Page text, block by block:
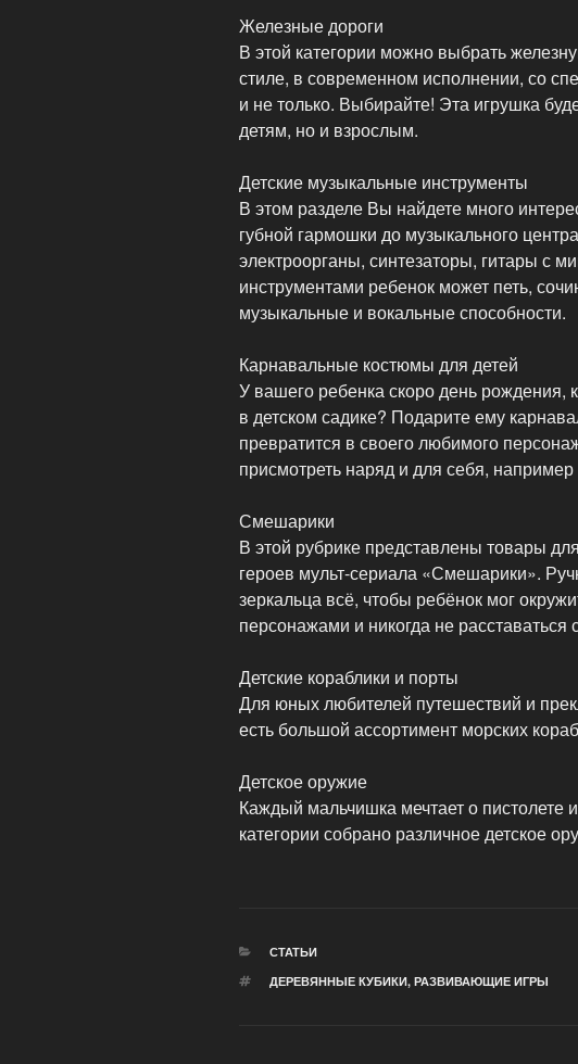
Железные дороги
В этой категории можно выбрать
стиле, в современном исполнении, со
и не только. Выбирайте! Эта игрушка
детям, но и взрослым.
Детские музыкальные инструменты
В этом разделе Вы найдете много
губной гармошки до музыкального
электроорганы, синтезаторы, гитары с
инструментами ребенок может петь,
музыкальные и вокальные способности.
Карнавальные костюмы для детей
У вашего ребенка скоро день рождения,
в детском садике? Подарите ему
превратится в своего любимого
присмотреть наряд и для себя,
Смешарики
В этой рубрике представлены товары
героев мульт-сериала «Смешарики».
зеркальца всё, чтобы ребёнок мог
персонажами и никогда не расставаться
Детские кораблики и порты
Для юных любителей путешествий и
есть большой ассортимент морских
Детское оружие
Каждый мальчишка мечтает о пистолете
категории собрано различное детское
РУБРИКИ
СТАТЬИ
МЕТКИ
ДЕРЕВЯННЫЕ КУБИКИ, РАЗВИВАЮЩИЕ ИГРЫ